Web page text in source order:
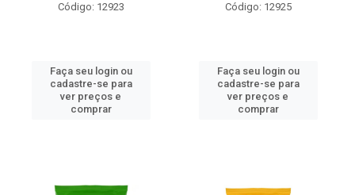
Código: 12923
Faça seu login ou
cadastre-se para
ver preços e
comprar
Código: 12925
Faça seu login ou
cadastre-se para
ver preços e
comprar